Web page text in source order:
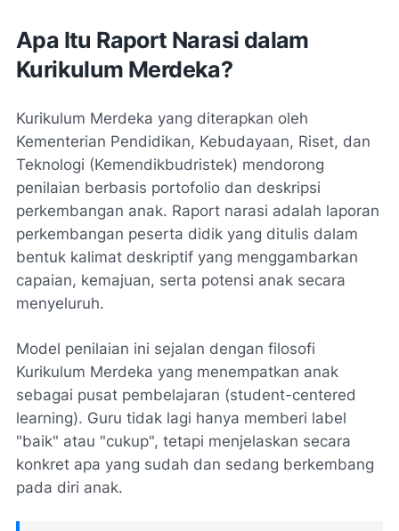
Apa Itu Raport Narasi dalam
Kurikulum Merdeka?
Kurikulum Merdeka yang diterapkan oleh
Kementerian Pendidikan, Kebudayaan, Riset, dan
Teknologi (Kemendikbudristek) mendorong
penilaian berbasis portofolio dan deskripsi
perkembangan anak. Raport narasi adalah laporan
perkembangan peserta didik yang ditulis dalam
bentuk kalimat deskriptif yang menggambarkan
capaian, kemajuan, serta potensi anak secara
menyeluruh.
Model penilaian ini sejalan dengan filosofi
Kurikulum Merdeka yang menempatkan anak
sebagai pusat pembelajaran (student-centered
learning). Guru tidak lagi hanya memberi label
"baik" atau "cukup", tetapi menjelaskan secara
konkret apa yang sudah dan sedang berkembang
pada diri anak.